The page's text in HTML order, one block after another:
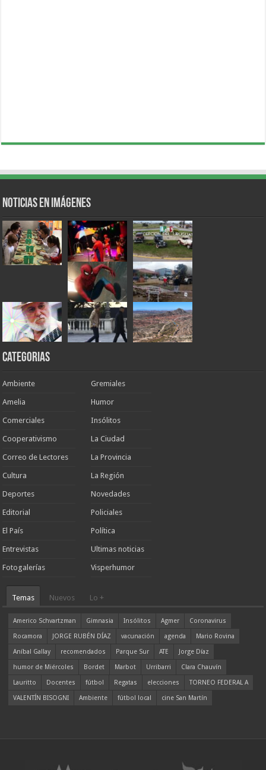
Noticias en Imágenes
Categorias
Ambiente
Amelia
Comerciales
Cooperativismo
Correo de Lectores
Cultura
Deportes
Editorial
El País
Entrevistas
Fotogalerías
Gremiales
Humor
Insólitos
La Ciudad
La Provincia
La Región
Novedades
Policiales
Política
Ultimas noticias
Visperhumor
Temas Nuevos Lo +
Americo Schvartzman Gimnasia Insólitos Agmer
Coronavirus
Rocamora
JORGE RUBÉN DÍAZ vacunación agenda
Mario Rovina
Aníbal Gallay
recomendados Parque Sur ATE
Jorge Díaz
humor de Miércoles
Bordet Marbot Urribarri
Clara Chauvín
Lauritto
Docentes fútbol Regatas elecciones
TORNEO FEDERAL A
VALENTÍN BISOGNI
Ambiente fútbol local cine San Martín